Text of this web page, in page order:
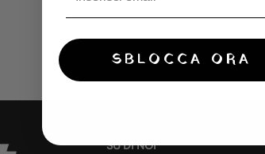
SU DI NOI
SBLOCCA ORA